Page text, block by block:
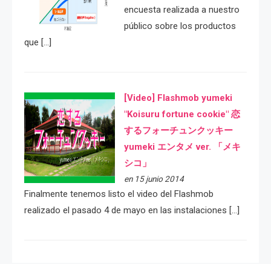
encuesta realizada a nuestro
público sobre los productos
que […]
[Video] Flashmob yumeki
"Koisuru fortune cookie" 恋
するフォーチュンクッキー
yumeki エンタメ ver. 「メキ
シコ」
en 15 junio 2014
Finalmente tenemos listo el video del Flashmob
realizado el pasado 4 de mayo en las instalaciones […]